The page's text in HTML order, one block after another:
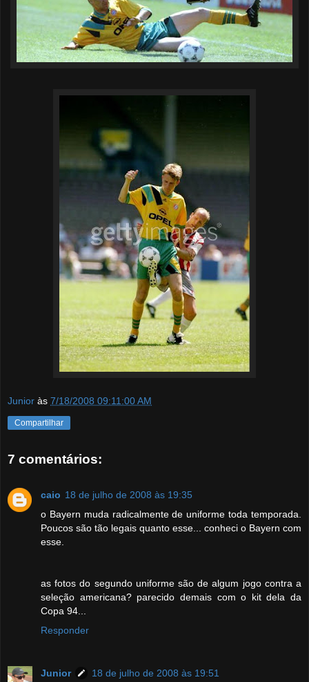
Junior às 7/18/2008 09:11:00 AM
Compartilhar
7 comentários:
caio 18 de julho de 2008 às 19:35
o Bayern muda radicalmente de uniforme toda temporada.
Poucos são tão legais quanto esse... conheci o Bayern com
esse.
as fotos do segundo uniforme são de algum jogo contra a
seleção americana? parecido demais com o kit dela da
Copa 94...
Responder
Junior
18 de julho de 2008 às 19:51